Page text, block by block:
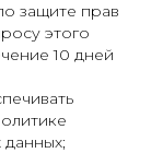
защите прав
этого
10 дней